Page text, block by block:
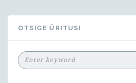
OTSIGE ÜRITUSI